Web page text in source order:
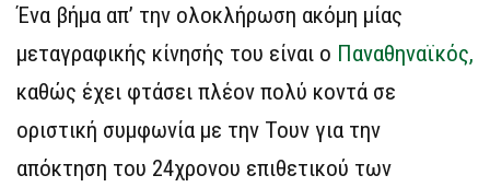
Ένα βήμα απ’ την ολοκλήρωση ακόμη μίας
μεταγραφικής κίνησής του είναι ο Παναθηναϊκός,
καθώς έχει φτάσει πλέον πολύ κοντά σε
οριστική συμφωνία με την Τουν για την
απόκτηση του 24χρονου επιθετικού των